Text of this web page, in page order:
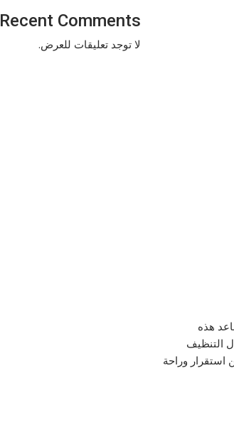
هذه
التنظيف
استقرار وراحة
Recent Comments
لا توجد تعليقات للعرض.